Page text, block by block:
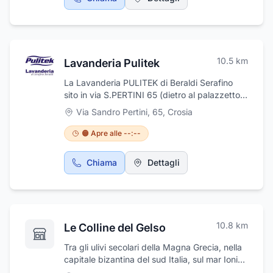
estetica ,endodonzia,sbiancamento dentale
Lavanderia Pulitek 10.5 km
La Lavanderia PULITEK di Beraldi Serafino
sito in via S.PERTINI 65 (dietro al palazzetto
dello sport) di MIRTO-CROSIA ( CS )
tel.0983-480584 con esperienza e continuo
aggiornamento , s’ impegna ogni giorno per
soddisfare al meglio la propria clientela
offrendo servizi di pulizia e rigenerazione su
CAPI D’ABBIGLIAMENTO GENERICI e
LAVAGGIO E RIGENERAZIONE DI CAPI in
delle MIGLIORI MARCHE LAVAGGIO E
RIGENERAZIONE E SANIFICAZIONE
MATERASSI-PASSEGINI –CASCHI –TUTE
Via Sandro Pertini, 65, Crosia
🟠 Apre alle --:--
Chiama Dettagli
Le Colline del Gelso 10.8 km
Tra gli ulivi secolari della Magna Grecia, nella
capitale bizantina del sud Italia, sul mar Ionio,